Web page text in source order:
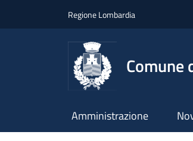
Regione Lombardia
Comune
Amministrazione